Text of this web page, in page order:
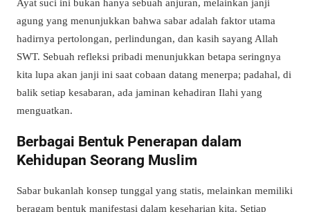
Ayat suci ini bukan hanya sebuah anjuran, melainkan janji
agung yang menunjukkan bahwa sabar adalah faktor utama
hadirnya pertolongan, perlindungan, dan kasih sayang Allah
SWT. Sebuah refleksi pribadi menunjukkan betapa seringnya
kita lupa akan janji ini saat cobaan datang menerpa; padahal, di
balik setiap kesabaran, ada jaminan kehadiran Ilahi yang
menguatkan.
Berbagai Bentuk Penerapan dalam
Kehidupan Seorang Muslim
Sabar bukanlah konsep tunggal yang statis, melainkan memiliki
beragam bentuk manifestasi dalam keseharian kita. Setiap